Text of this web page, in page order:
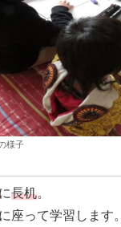
様子
長机。
座って学習します。